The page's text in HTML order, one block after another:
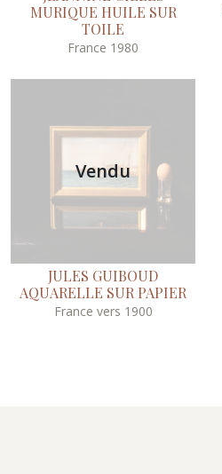
MURIQUE HUILE SUR
TOILE
France 1980
Vendu
JULES GUIBOUD
AQUARELLE SUR PAPIER
France vers 1900